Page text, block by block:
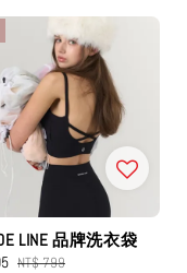
LINE 品牌洗衣袋
Regular
NT$ 799